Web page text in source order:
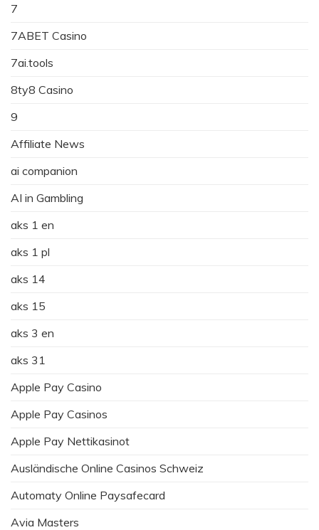
7
7ABET Casino
7ai.tools
8ty8 Casino
9
Affiliate News
ai companion
AI in Gambling
aks 1 en
aks 1 pl
aks 14
aks 15
aks 3 en
aks 31
Apple Pay Casino
Apple Pay Casinos
Apple Pay Nettikasinot
Ausländische Online Casinos Schweiz
Automaty Online Paysafecard
Avia Masters